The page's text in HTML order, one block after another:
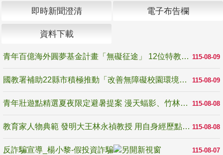
即時新聞澄清 電子布告欄
資料下載
115-08-09
青年百億海外圓夢基金計畫「無礙征途」 12位特教與弱勢青年勇闖西班牙 跨越感官限制見證生命蛻變
115-08-09
國教署補助22縣市積極推動「改善無障礙校園環境計畫」 打造友善、安全、無礙學習空間
115-08-08
青年壯遊點精選夏夜限定避暑提案 漫天蝠影、竹林尋蛙、茶香夜觀 邀青年暮色出發
115-08-08
教育家人物典範 發明大王林永禎教授 用自身經歷點亮學生的路
115-08-07
反詐騙宣導_楊小黎-假投資詐騙